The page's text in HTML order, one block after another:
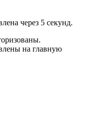
через 5 секунд.
на главную